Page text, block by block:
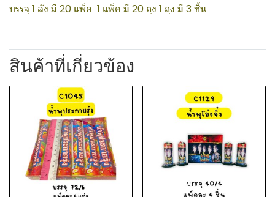
บรรจุ 1 ลัง มี 20 แพ็ค 1 แพ็ค มี 20 ถุง 1 ถุง มี 3 ชิ้น
สินค้าที่เกี่ยวข้อง